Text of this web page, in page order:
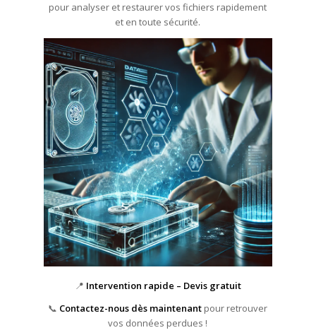
pour analyser et restaurer vos fichiers rapidement
et en toute sécurité.
📍 Intervention rapide – Devis gratuit
📞 Contactez-nous dès maintenant pour retrouver
vos données perdues !